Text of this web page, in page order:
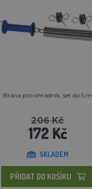
Brána pro ohradník, set do 5 m
206 Kč
172 Kč
SKLADEM
PŘIDAT DO KOŠÍKU